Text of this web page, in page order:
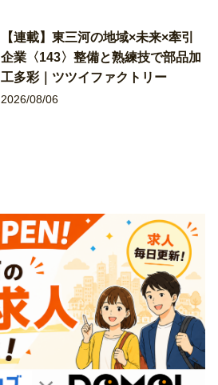
【連載】東三河の地域×未来×牽引
企業〈143〉整備と熟練技で部品加
工多彩｜ツツイファクトリー
2026/08/06